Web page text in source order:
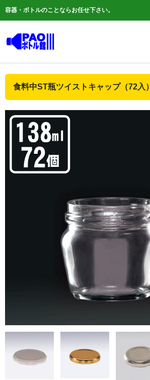
容器・ボトルのことならお任せ下さい。
ご利用ガイド
よくある質問
容器について
お問い合わせ
食料中ST瓶ツイストキャップ（72入）